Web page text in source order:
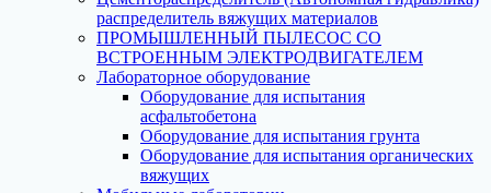
распределитель вяжущих материалов
ПРОМЫШЛЕННЫЙ ПЫЛЕСОС СО
ВСТРОЕННЫМ ЭЛЕКТРОДВИГАТЕЛЕМ
Лабораторное оборудование
Оборудование для испытания
асфальтобетона
Оборудование для испытания грунта
Оборудование для испытания органических
вяжущих